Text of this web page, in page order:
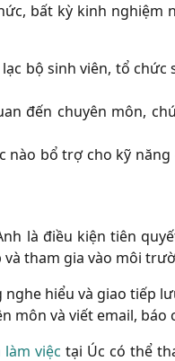
bất kỳ kinh nghiệm
bộ sinh viên, tổ
đến chuyên môn,
nào bổ trợ cho kỹ
là điều kiện tiên
tham gia vào môi
nghe hiểu và giao tiếp
môn và viết email,
làm việc tại Úc có thể